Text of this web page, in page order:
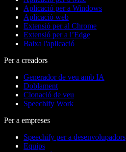
Aplicació per a Windows
Aplicació web
Extensió per al Chrome
Extensió per a l’Edge
Baixa l'aplicació
Per a creadors
Generador de veu amb IA
Doblament
Clonació de veu
Speechify Work
Per a empreses
Speechify per a desenvolupadors
Equips